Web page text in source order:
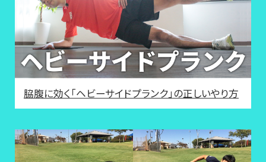
脇腹に効く「ヘビーサイドプランク」の正しいやり方